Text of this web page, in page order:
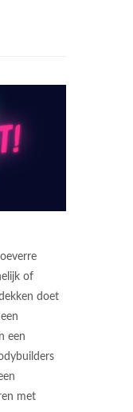
of
doet
een
met